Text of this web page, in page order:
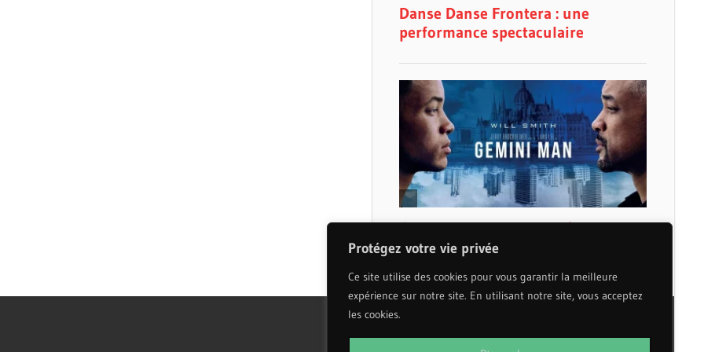
Protégez votre vie privée
Ce site utilise des cookies pour vous garantir la meilleure
expérience sur notre site. En utilisant notre site, vous acceptez
les cookies.